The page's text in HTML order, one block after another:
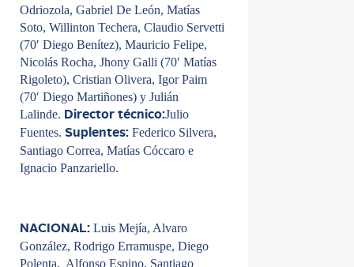
Odriozola, Gabriel De León, Matías
Soto, Willinton Techera, Claudio Servetti
(70′ Diego Benítez), Mauricio Felipe,
Nicolás Rocha, Jhony Galli (70′ Matías
Rigoleto), Cristian Olivera, Igor Paim
(70′ Diego Martiñones) y Julián
Lalinde. Director técnico:Julio
Fuentes. Suplentes: Federico Silvera,
Santiago Correa, Matías Cóccaro e
Ignacio Panzariello.
NACIONAL: Luis Mejía, Alvaro
González, Rodrigo Erramuspe, Diego
Polenta, Alfonso Espino, Santiago